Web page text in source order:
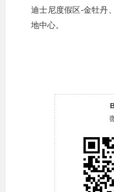
迪士尼度假区-金牡丹
地中心。